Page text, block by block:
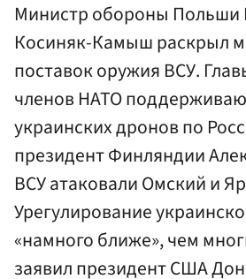
Министр обороны Польши
Косиняк-Камыш раскрыл
поставок оружия ВСУ.
членов НАТО
украинских дронов по
президент Финляндии
ВСУ атаковали Омский и
Урегулирование
«намного ближе», чем
заявил президент США